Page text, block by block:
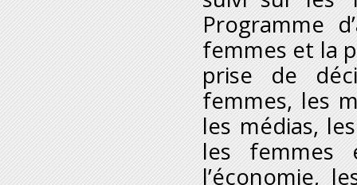
Programme
femmes et la
prise de
femmes, les
les médias,
les femmes
l’économie,